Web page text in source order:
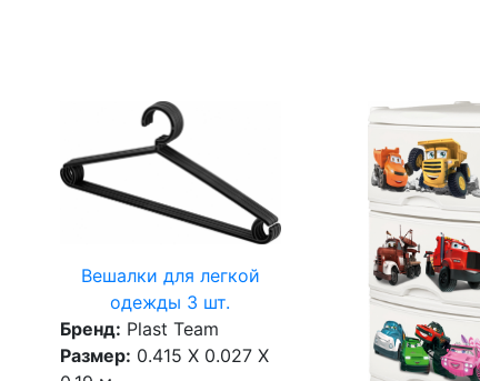
Вешалки для легкой
одежды 3 шт.
Бренд: Plast Team
Размер: 0.415 X 0.027 X